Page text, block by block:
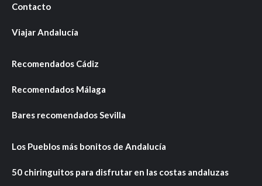
Contacto
Viajar Andalucía
Recomendados Cádiz
Recomendados Málaga
Bares recomendados Sevilla
Los Pueblos más bonitos de Andalucía
50 chiringuitos para disfrutar en las costas andaluzas